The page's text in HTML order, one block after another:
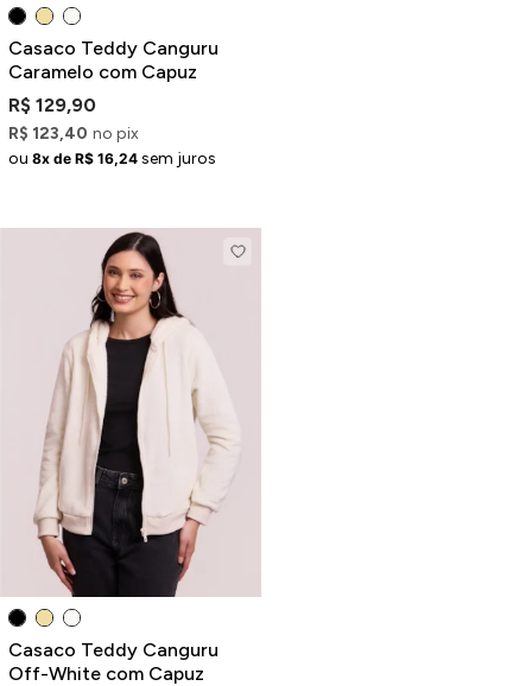
Casaco Teddy Canguru
Caramelo com Capuz
R$ 129,90
R$ 123,40 no pix
ou 8x de R$ 16,24 sem juros
Casaco Teddy Canguru
Off-White com Capuz